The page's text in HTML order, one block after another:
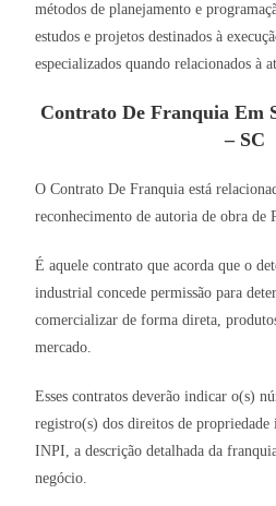
métodos de planejamento e
estudos e projetos destinados à
especializados quando relacionados à
Contrato De Franquia Em
– SC
O Contrato De Franquia está
reconhecimento de autoria de obra de
É aquele contrato que acorda que o
industrial concede permissão para
comercializar de forma direta,
mercado.
Esses contratos deverão indicar o(s)
registro(s) dos direitos de propriedade
INPI, a descrição detalhada da
negócio.